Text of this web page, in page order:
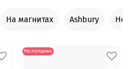
На магнитах Ashbury
Распродажа